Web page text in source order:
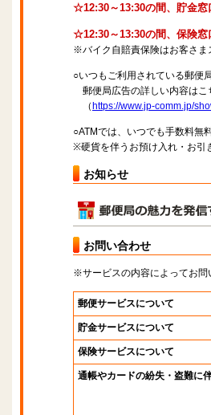
☆12:30～13:30の間、貯金窓
☆12:30～13:30の間、保険窓
※バイク自賠責保険はお客さま
○いつもご利用されている郵便
郵便局広告の詳しい内容はこ
（ https://www.jp-comm.jp/
○ATMでは、いつでも手数料無
※硬貨を伴うお預け入れ・お引
お知らせ
お問い合わせ
※サービスの内容によってお問
郵便サービスについて
貯金サービスについて
保険サービスについて
通帳やカードの紛失・盗難に